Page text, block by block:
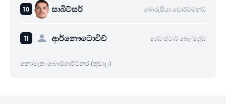
සාබිට්සර් බොරූසියා ඩොර්ට්මන්ඩ්
ආර්නෞටොවිච් රෙඩ් ස්ටාර් බෙල්ග්‍රේඩ්
නොමැත: බෞම්ගාර්ට්නර් (තුවාල)